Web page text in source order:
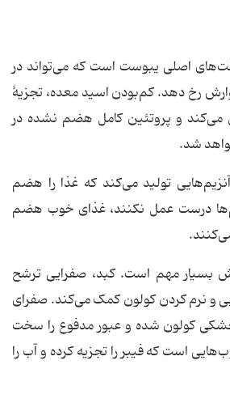
اصلی یبوست است که می‌تواند در
رخ دهد. کم‌بودن اسید معده، تجزیهٔ
می‌کند و پروتئین کامل هضم نشده در
شد.
آنزیم‌هایی تولید می‌کند که غذا را هضم
درست عمل نکنند، غذای خوب هضم
بسیار مهم است. کبد، صفرایی ترشح
و نرم کردن کولون کمک می‌کند. صفرای
خشکی کولون شده و عبور مدفوع را سخت
است که فیبر را تجزیه کرده و آب را